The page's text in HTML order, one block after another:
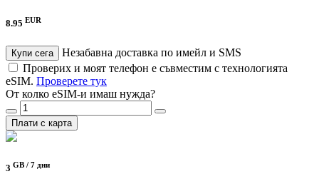
8.95 EUR
Купи сега
Незабавна доставка по имейл и SMS
Проверих и моят телефон е съвместим с технологията
eSIM. Проверете тук
От колко eSIM-и имаш нужда?
Плати с карта
3 GB / 7 дни